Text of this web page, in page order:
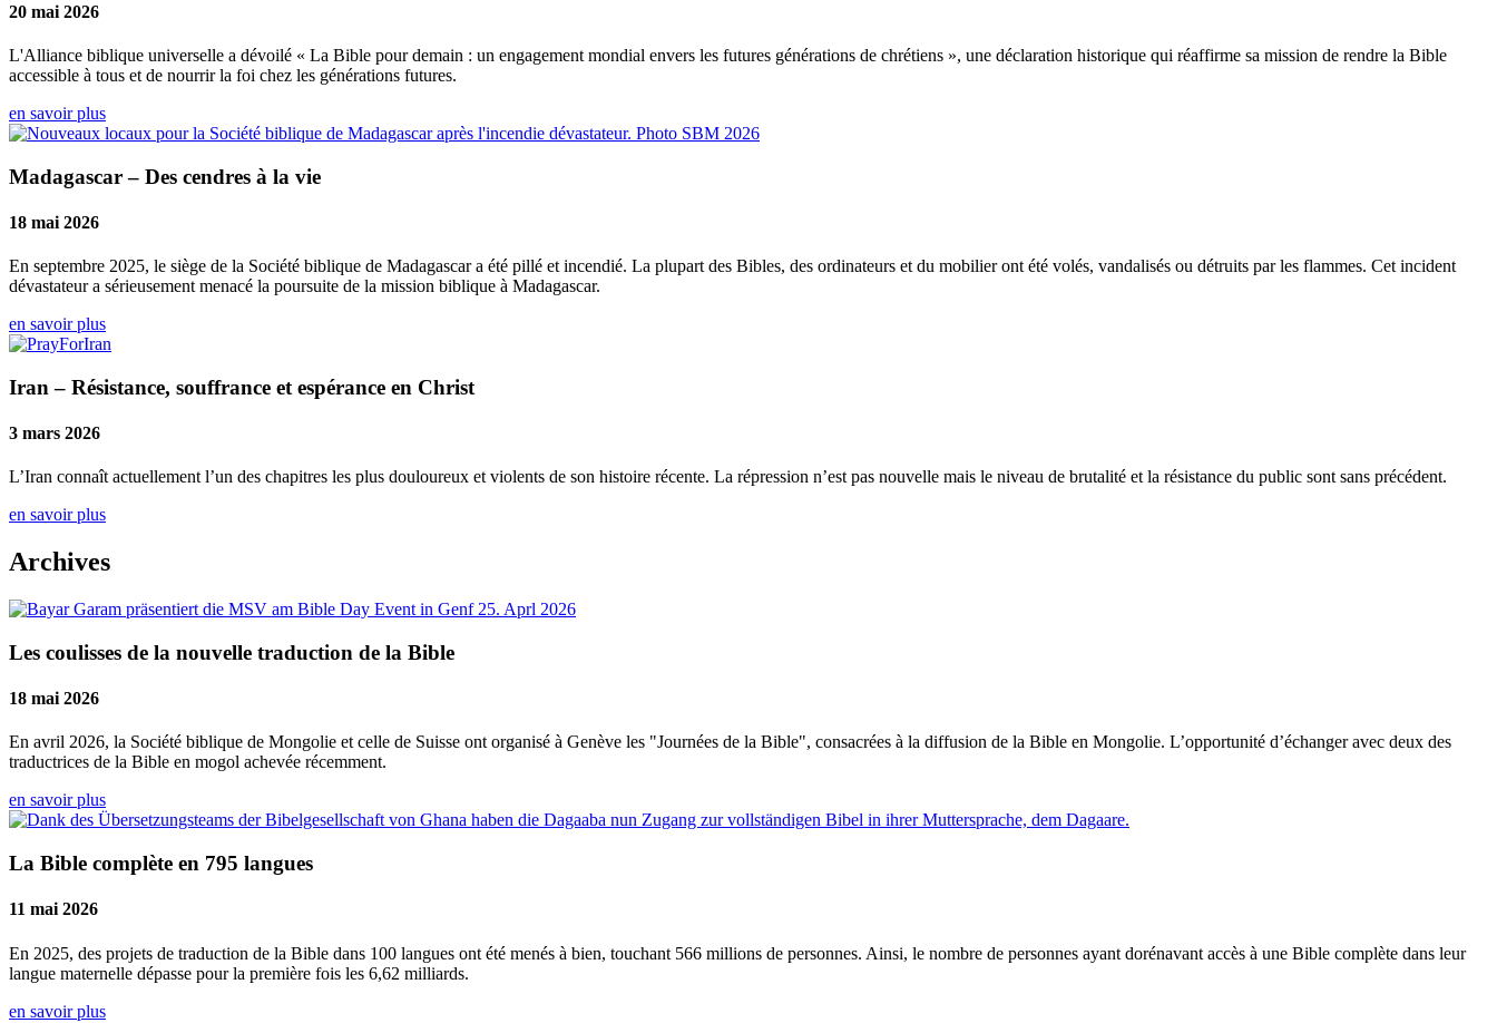
20 mai 2026
L'Alliance biblique universelle a dévoilé « La Bible pour demain : un engagement mondial envers les futures générations de chrétiens », une déclaration historique qui réaffirme sa mission de rendre la Bible
accessible à tous et de nourrir la foi chez les générations futures.
en savoir plus
Madagascar – Des cendres à la vie
18 mai 2026
En septembre 2025, le siège de la Société biblique de Madagascar a été pillé et incendié. La plupart des Bibles, des ordinateurs et du mobilier ont été volés, vandalisés ou détruits par les flammes. Cet incident
dévastateur a sérieusement menacé la poursuite de la mission biblique à Madagascar.
en savoir plus
Iran – Résistance, souffrance et espérance en Christ
3 mars 2026
L’Iran connaît actuellement l’un des chapitres les plus douloureux et violents de son histoire récente. La répression n’est pas nouvelle mais le niveau de brutalité et la résistance du public sont sans précédent.
en savoir plus
Archives
Les coulisses de la nouvelle traduction de la Bible
18 mai 2026
En avril 2026, la Société biblique de Mongolie et celle de Suisse ont organisé à Genève les "Journées de la Bible", consacrées à la diffusion de la Bible en Mongolie. L’opportunité d’échanger avec deux des
traductrices de la Bible en mogol achevée récemment.
en savoir plus
La Bible complète en 795 langues
11 mai 2026
En 2025, des projets de traduction de la Bible dans 100 langues ont été menés à bien, touchant 566 millions de personnes. Ainsi, le nombre de personnes ayant dorénavant accès à une Bible complète dans leur
langue maternelle dépasse pour la première fois les 6,62 milliards.
en savoir plus